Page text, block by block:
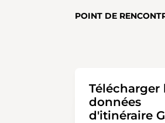
POINT DE
Télécharger
données
d'itinéraire